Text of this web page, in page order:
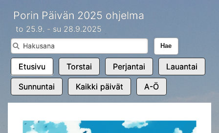
Porin Päivän 2025 ohjelma
to 25.9. - su 28.9.2025
Hae
Etusivu Torstai Perjantai Lauantai
Sunnuntai Kaikki päivät A-Ö